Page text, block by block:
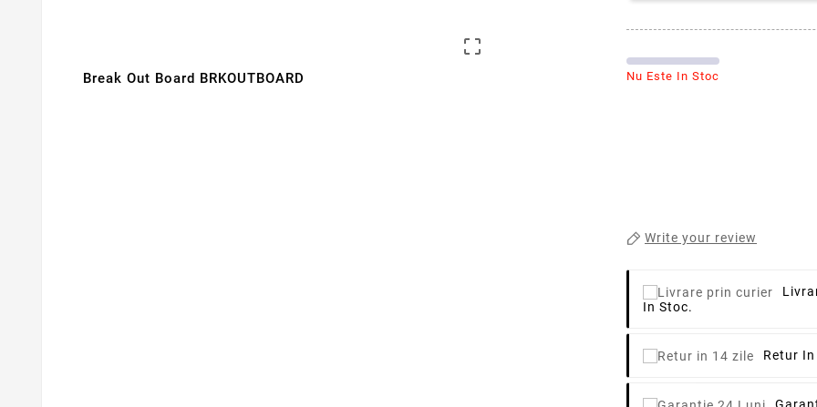

Break Out Board BRKOUTBOARD Nu Este In Stoc
Write your review
In Stoc.
Retur